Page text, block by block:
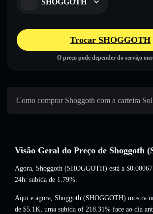
SHOGGOTH
Trocar SHOGGOTH
O preço pode depender do serviço
Como comprar Shoggoth com a carteira
Visão Geral do Preço de Shoggoth
Agora, Shoggoth (SHOGGOTH) está a
24h: subida de 1.79%.
Aqui e agora, Shoggoth (SHOGGOTH) mostra
de $5.1K, uma subida of 218.31% face ao dia